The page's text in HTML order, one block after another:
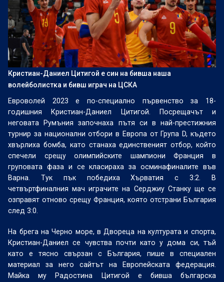
Кристиан-Даниел Цитигой е син на бивша наша
волейболистка и бивш играч на ЦСКА
Евроволей 2023 е по-специално първенство за 18-
годишния Кристиан-Даниел Цитигой. Посрещачът и
неговата Румъния започнаха пътя си в най-престижния
турнир за национални отбори в Европа от Група D, където
хвърлиха бомба, като станаха единственият отбор, който
спечели срещу олимпийските шампиони Франция в
груповата фаза и се класираха за осминафиналите във
Варна. Тук пък победиха Хърватия с 3:2. В
четвъртфиналния мач играчите на Серджиу Станку ще се
озправят отново срещу Франция, която отстрани България
след 3:0.
На брега на Черно море, в Двореца на културата и спорта,
Кристиан-Даниел се чувства почти като у дома си, тъй
като е тясно свързан с България, пише в специален
материал за него сайтът на Европейската федерация.
Майка му Радостина Цитигой е бивша българска